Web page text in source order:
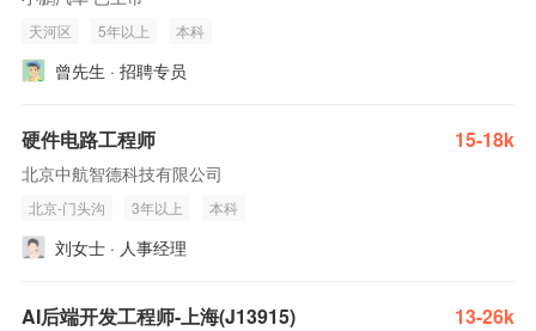
天河区 5年以上 本科
曾先生 · 招聘专员
硬件电路工程师 15-18k
北京中航智德科技有限公司
北京-门头沟 3年以上 本科
刘女士 · 人事经理
AI后端开发工程师-上海(J13915) 13-26k